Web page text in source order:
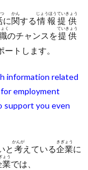
に関
かん
する情報提供
じょうほうていきょう
く
のチャンスを提供
ていきょう
ートします。
information related
employment
support you even
と 考
かんが
えている企業
きぎょう
に
業
ょう
では、